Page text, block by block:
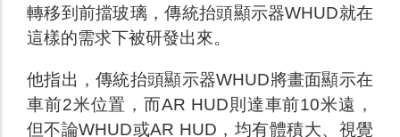
轉移到前擋玻璃，傳統抬頭顯示器WHUD就在
這樣的需求下被研發出來。
他指出，傳統抬頭顯示器WHUD將畫面顯示在
車前2米位置，而AR HUD則達車前10米遠，
但不論WHUD或AR HUD，均有體積大、視覺